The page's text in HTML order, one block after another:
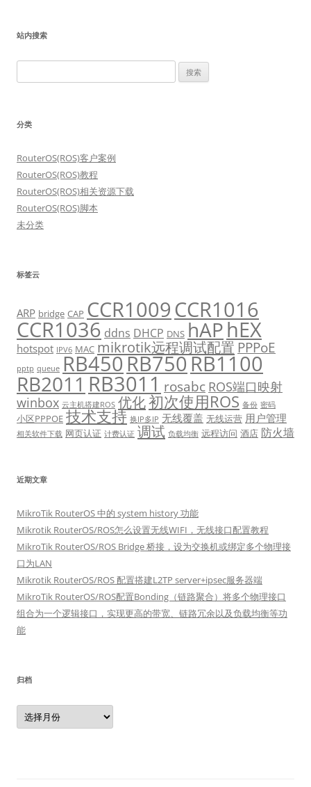
站内搜索
索：
分类
RouterOS(ROS)客户案例
RouterOS(ROS)教程
RouterOS(ROS)相关资源下载
RouterOS(ROS)脚本
未分类
标签云
ARP bridge CAP CCR1009CCR1016
CCR1036 ddns DHCP DNS hAPhEX
hotspot IPV6 MAC mikrotik远程调试配置 PPPoE
pptp queue RB450RB750RB1100
RB2011 RB3011rosabc ROS端口映射
winbox 云主机搭建ROS 优化初次使用ROS 备份 密码
小区PPPOE 技术支持 换IP多IP 无线覆盖 无线运营 用户管理
相关软件下载 网页认证 计费认证 调试 负载均衡 远程访问 酒店 防火墙
近期文章
MikroTik RouterOS 中的 system history 功能
Mikrotik RouterOS/ROS怎么设置无线WIFI，无线接口配置教程
MikroTik RouterOS/ROS Bridge 桥接，设为交换机或绑定多个物理接
口为LAN
Mikrotik RouterOS/ROS 配置搭建L2TP server+ipsec服务器端
MikroTik RouterOS/ROS配置Bonding（链路聚合）将多个物理接口
组合为一个逻辑接口，实现更高的带宽、链路冗余以及负载均衡等功
能
归档
归
档